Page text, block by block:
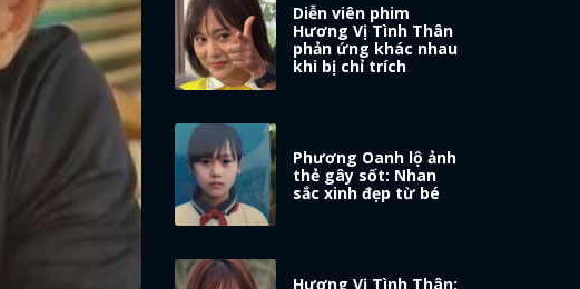
Diễn viên phim
Hương Vị Tình Thân
phản ứng khác nhau
khi bị chỉ trích
Phương Oanh lộ ảnh
thẻ gây sốt: Nhan
sắc xinh đẹp từ bé
Hương Vị Tình Thân: